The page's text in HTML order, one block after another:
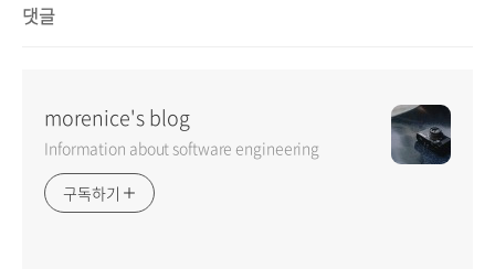
댓글
morenice's blog
Information about software engineering
구독하기